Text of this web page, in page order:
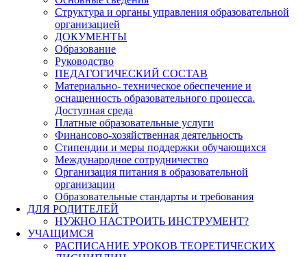
Структура и органы управления образовательной
организацией
ДОКУМЕНТЫ
Образование
Руководство
ПЕДАГОГИЧЕСКИЙ СОСТАВ
Материально- техническое обеспечение и
оснащенность образовательного процесса.
Доступная среда
Платные образовательные услуги
Финансово-хозяйственная деятельность
Стипендии и меры поддержки обучающихся
Международное сотрудничество
Организация питания в образовательной
организации
Образовательные стандарты и требования
ДЛЯ РОДИТЕЛЕЙ
НУЖНО НАСТРОИТЬ ИНСТРУМЕНТ?
УЧАЩИМСЯ
РАСПИСАНИЕ УРОКОВ ТЕОРЕТИЧЕСКИХ